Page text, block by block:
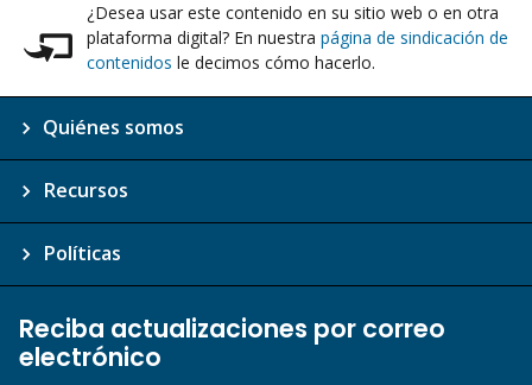
¿Desea usar este contenido en su sitio web o en otra
plataforma digital? En nuestra página de sindicación de
contenidos le decimos cómo hacerlo.
Quiénes somos
Recursos
Políticas
Reciba actualizaciones por correo
electrónico